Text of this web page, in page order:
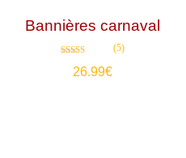
Bannières carnaval
4.80
(5)
26.99€